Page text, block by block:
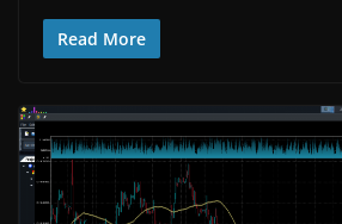
Read More